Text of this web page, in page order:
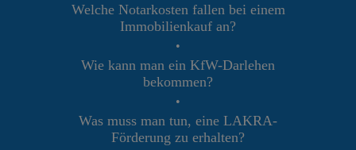
Welche Notarkosten fallen bei einem
Immobilienkauf an?
•
Wie kann man ein KfW-Darlehen
bekommen?
•
Was muss man tun, eine LAKRA-
Förderung zu erhalten?